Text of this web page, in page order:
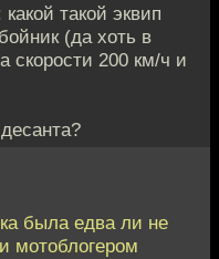
такой эквип
(да хоть в
скорости 200 км/ч и
была едва ли не
мотоблогером